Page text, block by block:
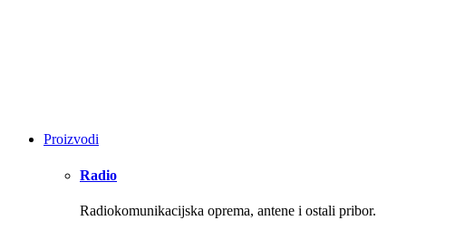
Proizvodi
Radio
Radiokomunikacijska oprema, antene i ostali pribor.